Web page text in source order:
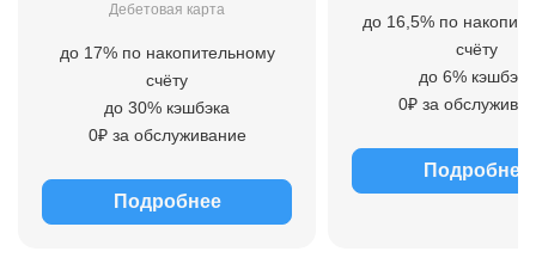
Дебетовая карта
до 17% по накопительному
счёту
до 30% кэшбэка
0₽ за обслуживание
Подробнее
до 16,5% по
счёту
до 6% кэшбэка
0₽ за
Подробнее